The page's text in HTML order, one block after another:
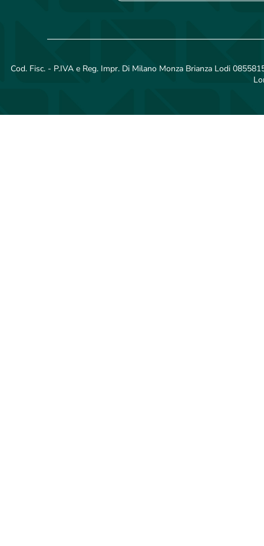
Cod. Fisc. - P.IVA e Reg. Impr. Di Milano Monza Brianza Lodi